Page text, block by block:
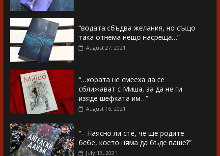
“водата сбъдва желания, но също
така отнема нещо насреща…”
August 27, 2021
“…хората не смееха да се
сближават с Миша, за да не ги
изяде шефката им…”
August 16, 2021
“– Наясно ли сте, че ще родите
бебе, което няма да бъде ваше?”
July 13, 2021